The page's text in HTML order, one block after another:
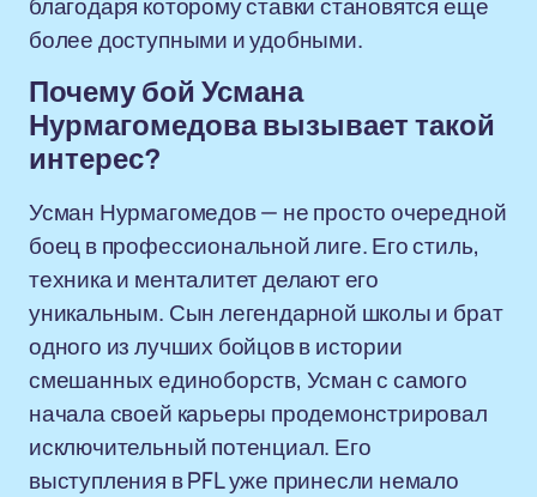
более доступными и удобными.
Почему бой Усмана
Нурмагомедова вызывает такой
интерес?
Усман Нурмагомедов — не просто очередной
боец в профессиональной лиге. Его стиль,
техника и менталитет делают его
уникальным. Сын легендарной школы и брат
одного из лучших бойцов в истории
смешанных единоборств, Усман с самого
начала своей карьеры продемонстрировал
исключительный потенциал. Его
выступления в PFL уже принесли немало